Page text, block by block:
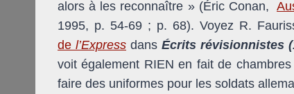
alors à les reconnaître » (Éric Conan,
1995, p. 54-69 ; p. 68). Voyez R.
del’Express dansÉcrits révisionnistes
voit également RIEN en fait de
faire des uniformes pour les soldats